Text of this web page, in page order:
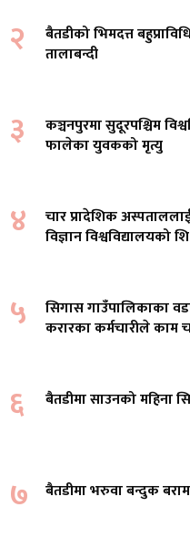
२
बैतडीको भिमदत्त
तालाबन्दी
३
कञ्चनपुरमा सुदूरपश्चिम
फालेका युवकको मृत्यु
४
चार प्रादेशिक
विज्ञान विश्वविद्यालयको
५
सिगास गाउँपालिकाका
करारका कर्मचारीले काम
६ बैतडीमा साउनको महिना
७ बैतडीमा भरुवा बन्दुक